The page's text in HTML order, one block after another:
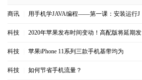
商讯 用手机学JAVA编程——第一课：安装运行J
科技 2020年苹果发布时间变动！高配版将延期发
科技 苹果iPhone 11系列三款手机基带均为
科技 如何节省手机流量？